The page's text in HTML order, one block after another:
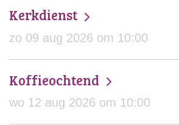
Kerkdienst
zo 09 aug 2026 om 10:00
Koffieochtend
wo 12 aug 2026 om 10:00